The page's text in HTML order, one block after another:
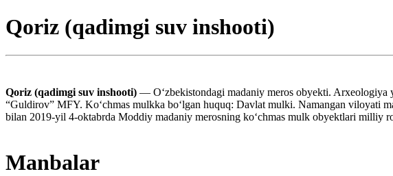
Qoriz (qadimgi suv inshooti)
Qoriz (qadimgi suv inshooti) — Oʻzbekistondagi madaniy meros obyekti.
“Guldirov” MFY. Koʻchmas mulkka boʻlgan huquq: Davlat mulki. Namangan viloyati
bilan 2019-yil 4-oktabrda Moddiy madaniy merosning koʻchmas mulk obyektlari milliy
Manbalar